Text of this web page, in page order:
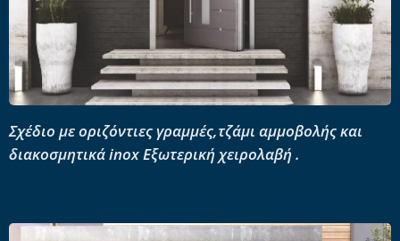
Σχέδιο με οριζόντιες γραμμές,τζάμι αμμοβολής και
διακοσμητικά inoxΕξωτερική χειρολαβή .